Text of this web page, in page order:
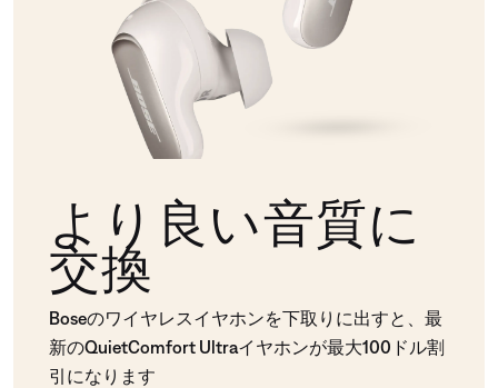
より良い音質に
交換
Boseのワイヤレスイヤホンを下取りに出すと、最
新のQuietComfort Ultraイヤホンが最大100ドル割
引になります